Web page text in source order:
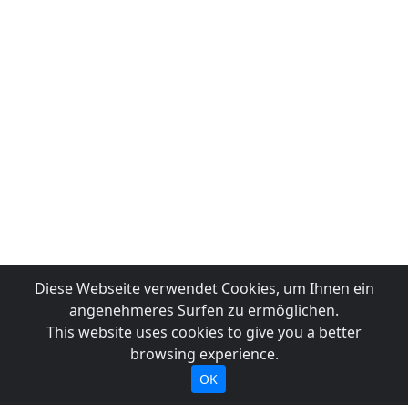
Diese Webseite verwendet Cookies, um Ihnen ein
angenehmeres Surfen zu ermöglichen.
This website uses cookies to give you a better
browsing experience.
OK